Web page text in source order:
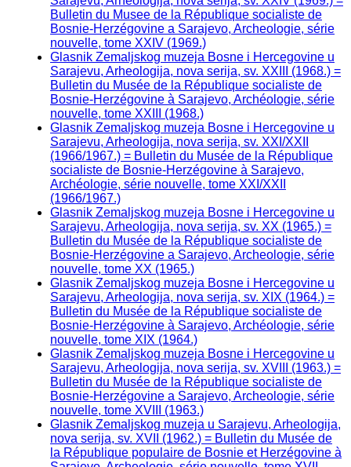
Bulletin du Musee de la République socialiste de
Bosnie-Herzégovine a Sarajevo, Archeologie, série
nouvelle, tome XXIV (1969.)
Glasnik Zemaljskog muzeja Bosne i Hercegovine u
Sarajevu, Arheologija, nova serija, sv. XXIII (1968.) =
Bulletin du Musée de la République socialiste de
Bosnie-Herzégovine à Sarajevo, Archéologie, série
nouvelle, tome XXIII (1968.)
Glasnik Zemaljskog muzeja Bosne i Hercegovine u
Sarajevu, Arheologija, nova serija, sv. XXI/XXII
(1966/1967.) = Bulletin du Musée de la République
socialiste de Bosnie-Herzégovine à Sarajevo,
Archéologie, série nouvelle, tome XXI/XXII
(1966/1967.)
Glasnik Zemaljskog muzeja Bosne i Hercegovine u
Sarajevu, Arheologija, nova serija, sv. XX (1965.) =
Bulletin du Musée de la République socialiste de
Bosnie-Herzégovine a Sarajevo, Archeologie, série
nouvelle, tome XX (1965.)
Glasnik Zemaljskog muzeja Bosne i Hercegovine u
Sarajevu, Arheologija, nova serija, sv. XIX (1964.) =
Bulletin du Musée de la République socialiste de
Bosnie-Herzégovine à Sarajevo, Archéologie, série
nouvelle, tome XIX (1964.)
Glasnik Zemaljskog muzeja Bosne i Hercegovine u
Sarajevu, Arheologija, nova serija, sv. XVIII (1963.) =
Bulletin du Musée de la République socialiste de
Bosnie-Herzégovine a Sarajevo, Archeologie, série
nouvelle, tome XVIII (1963.)
Glasnik Zemaljskog muzeja u Sarajevu, Arheologija,
nova serija, sv. XVII (1962.) = Bulletin du Musée de
la République populaire de Bosnie et Herzégovine à